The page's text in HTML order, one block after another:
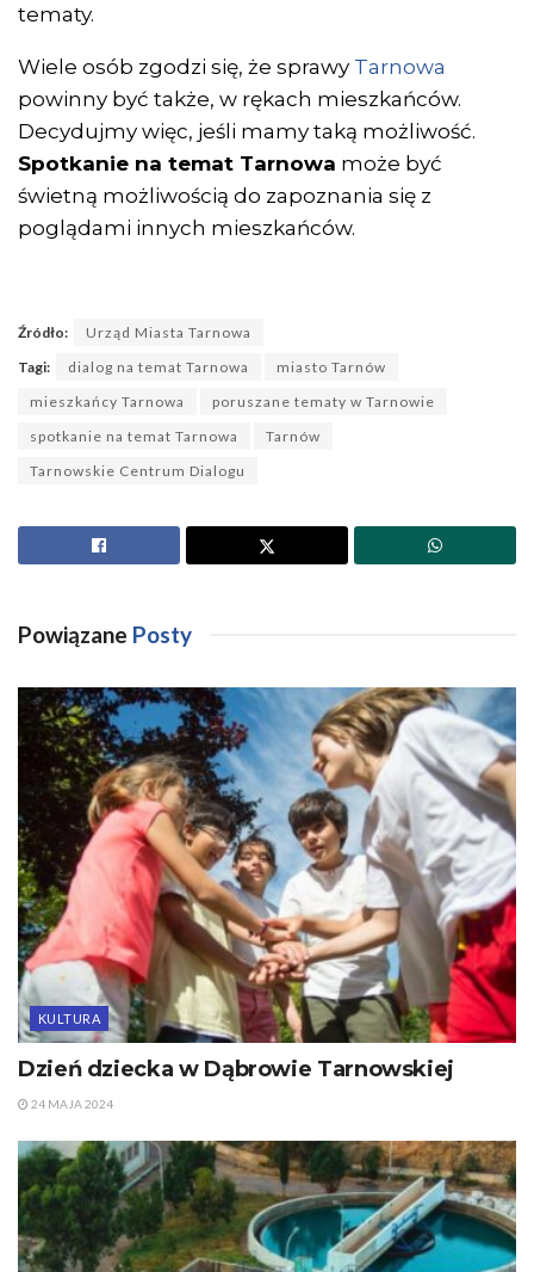
tematy.
Wiele osób zgodzi się, że sprawy Tarnowa
powinny być także, w rękach mieszkańców.
Decydujmy więc, jeśli mamy taką możliwość.
Spotkanie na temat Tarnowa może być
świetną możliwością do zapoznania się z
poglądami innych mieszkańców.
Źródło:
Urząd Miasta Tarnowa
Tagi:
dialog na temat Tarnowa
miasto Tarnów
mieszkańcy Tarnowa
poruszane tematy w Tarnowie
spotkanie na temat Tarnowa
Tarnów
Tarnowskie Centrum Dialogu
Powiązane Posty
KULTURA
Dzień dziecka w Dąbrowie Tarnowskiej
24 MAJA 2024